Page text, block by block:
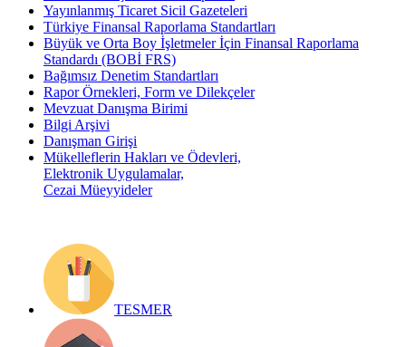
Yayınlanmış Ticaret Sicil Gazeteleri
Türkiye Finansal Raporlama Standartları
Büyük ve Orta Boy İşletmeler İçin Finansal Raporlama
Standardı (BOBİ FRS)
Bağımsız Denetim Standartları
Rapor Örnekleri, Form ve Dilekçeler
Mevzuat Danışma Birimi
Bilgi Arşivi
Danışman Girişi
Mükelleflerin Hakları ve Ödevleri,
Elektronik Uygulamalar,
Cezai Müeyyideler
TESMER